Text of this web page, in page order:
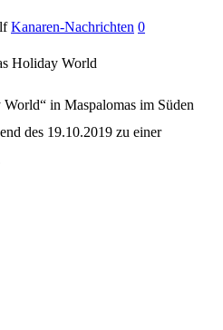
Kanaren-Nachrichten 0
in Maspalomas im Süden
des 19.10.2019 zu einer